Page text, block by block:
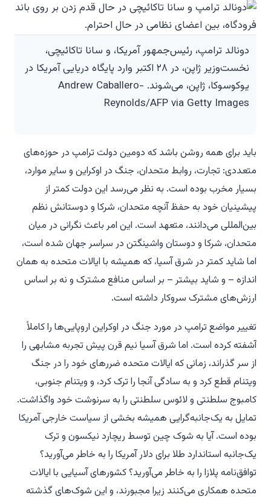
دونالد ترامپ، رئیس‌جمهور آمریکا، و سانا تاكائیچی،
نخست‌وزیر ژاپن، در ۲۸ اکتبر وارد پایگاه دریایی آمریکا در
یوکوسوکا، ژاپن، می‌شوند. Andrew Caballero-
Reynolds/AFP via Getty Images
باید برای همه روشن باشد که دومین دولت ترامپ در حوزه‌های
متعددی: تجارت، روابط متحدان، جنگ در اوکراین و سایر موارد،
بسیار مخرب بوده است. به نظر می‌رسد این دولت کمتر از
پیشینیان خود به حفظ آنچه متحدان، شرکا و دوستانش نظم
بین‌المللی می‌دانند، متعهد است. این امر باعث نگرانی در میان
متحدان، شرکا و دوستان واشینگتن در سراسر جهان شده است،
اما شاید کمتر در شرق آسیا، که همیشه با ایالات متحده به همان
اندازه – و شاید بیشتر – بر اساس منافع مشترک و نه بر اساس
ارزش‌های مشترک سروکار داشته است.
تغییر مواضع ترامپ در مورد جنگ در اوکراین اروپایی‌ها را کاملاً
آشفته کرده است. اما شرق آسیا نیم قرن پیش تجربه مشابهی را
از سر گذراند، زمانی که ایالات متحده ضررهای خود را در جنگ
ویتنام قطع کرد و به سادگی آنجا را ترک کرد، و ویتنام جنوبی،
کامبوج سلطنتی و لائوس سلطنتی را به سرنوشت خود واگذاشت.
تمایل به یک‌جانبه‌گرایی همیشه بخشی از سیاست خارجی آمریکا
بوده است. آیا به شوک چین توسط ریچارد نیکسون و ترک
یک‌جانبه استاندارد طلا برای دلار آمریکا را به خاطر می‌آورید؟
توافق‌نامه پلازا را به خاطر می‌آورید؟ کشورهای آسیایی با ایالات
متحده همکاری می‌کنند زیرا مجبورند، و این شوک‌های گذشته